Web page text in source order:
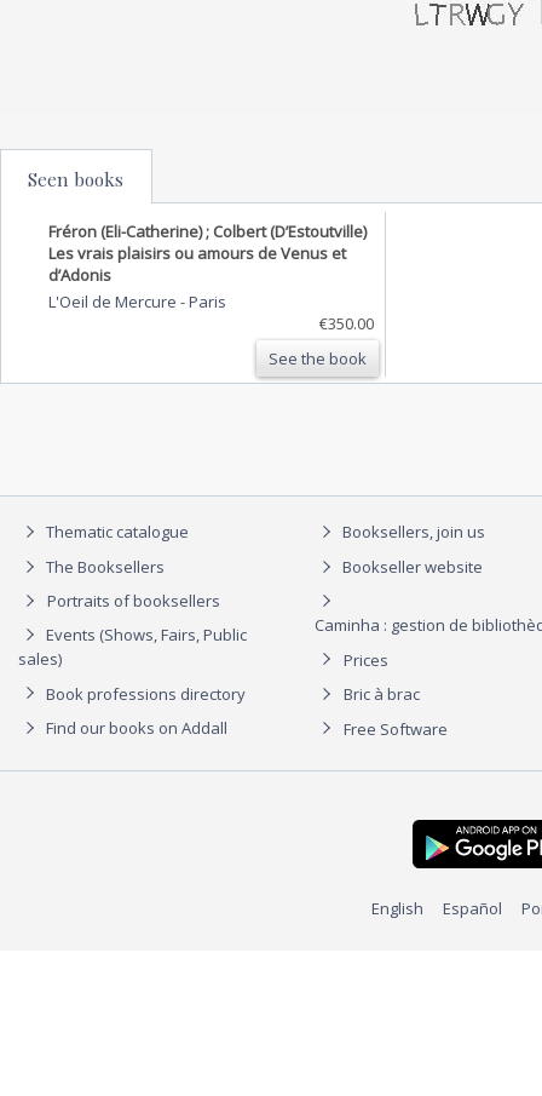
Seen books
Fréron (Eli-Catherine) ; Colbert (D’Estoutville)
Les vrais plaisirs ou amours de Venus et
d’Adonis
L'Oeil de Mercure -Paris
€350.00
See the book
Thematic catalogue
The Booksellers
Portraits of booksellers
Events (Shows, Fairs, Public
sales)
Book professions directory
Find our books on Addall
Booksellers, join us
Bookseller website
Caminha : gestion de
Prices
Bric à brac
Free Software
English Español